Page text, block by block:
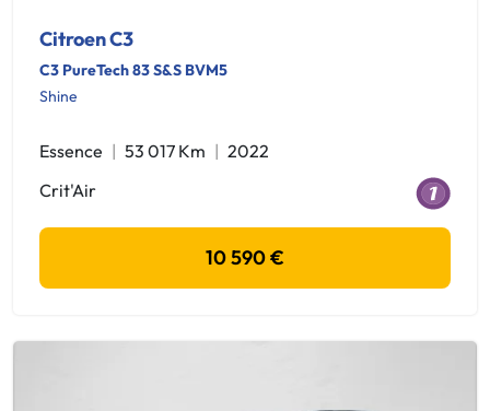
Citroen C3
C3 PureTech 83 S&S BVM5
Shine
Essence 53 017 Km
2022
Crit'Air
10 590 €